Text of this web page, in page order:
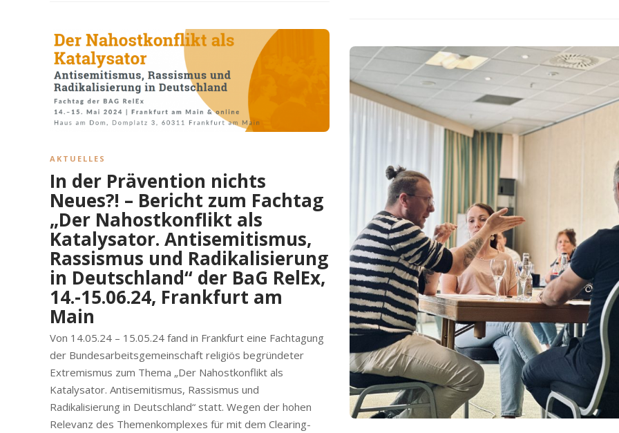
AKTUELLES
In der Prävention nichts
Neues?! – Bericht zum Fachtag
„Der Nahostkonflikt als
Katalysator. Antisemitismus,
Rassismus und Radikalisierung
in Deutschland“ der BaG RelEx,
14.-15.06.24, Frankfurt am
Main
Von 14.05.24 – 15.05.24 fand in Frankfurt eine Fachtagung
der Bundesarbeitsgemeinschaft religiös begründeter
Extremismus zum Thema „Der Nahostkonflikt als
Katalysator. Antisemitismus, Rassismus und
Radikalisierung in Deutschland“ statt. Wegen der hohen
Relevanz des Themenkomplexes für mit dem Clearing-